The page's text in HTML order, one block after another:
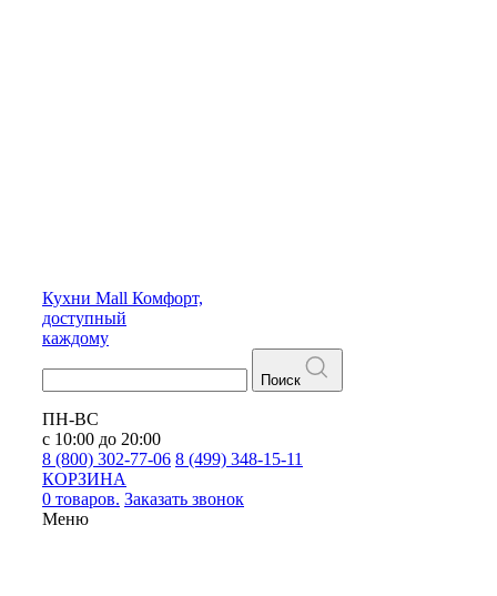
Кухни Mall Комфорт,
доступный
каждому
Поиск
ПН-ВС
с 10:00 до 20:00
8 (800) 302-77-06 8 (499) 348-15-11
КОРЗИНА
0 товаров. Заказать звонок
Меню